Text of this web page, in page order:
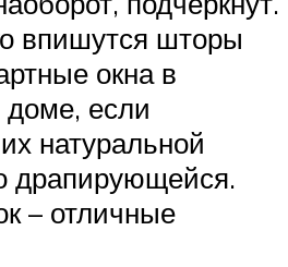
впишутся шторы
окна в
доме, если
натуральной
драпирующейся.
– отличные